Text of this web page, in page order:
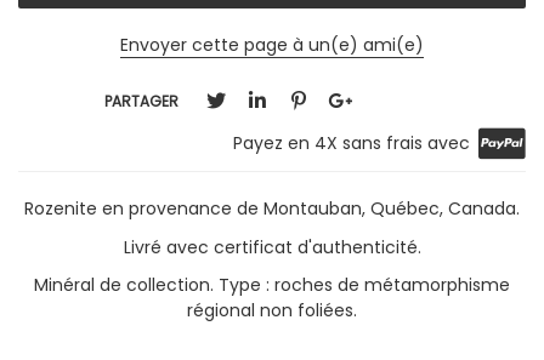
Envoyer cette page à un(e) ami(e)
PARTAGER
Payez en 4X sans frais avec
Rozenite en provenance de Montauban, Québec, Canada.
Livré avec certificat d'authenticité.
Minéral de collection. Type : roches de métamorphisme
régional non foliées.